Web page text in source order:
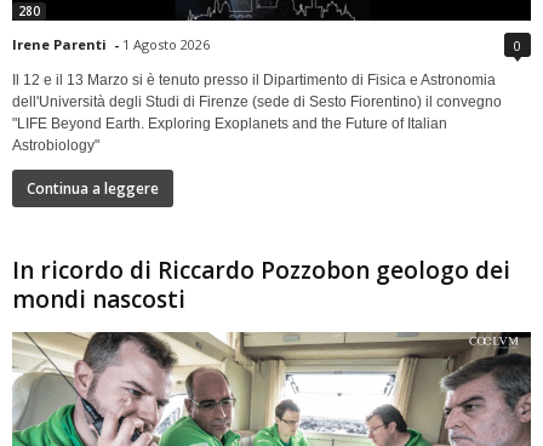
280
Irene Parenti - 1 Agosto 2026 0
Il 12 e il 13 Marzo si è tenuto presso il Dipartimento di Fisica e Astronomia
dell'Università degli Studi di Firenze (sede di Sesto Fiorentino) il convegno
"LIFE Beyond Earth. Exploring Exoplanets and the Future of Italian
Astrobiology"
Continua a leggere
In ricordo di Riccardo Pozzobon geologo dei
mondi nascosti